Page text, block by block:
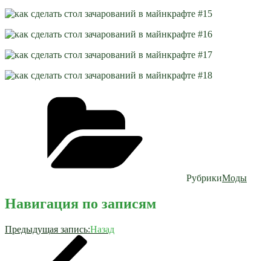
РубрикиМоды
Навигация по записям
Предыдущая запись:Назад